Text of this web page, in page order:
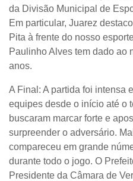
da Divisão Municipal de
Em particular, Juarez
Pita à frente do nosso
Paulinho Alves tem dado ao
anos.
A Final: A partida foi intensa
equipes desde o início até o
buscaram marcar forte e
surpreender o adversário.
compareceu em grande
durante todo o jogo. O
Presidente da Câmara de